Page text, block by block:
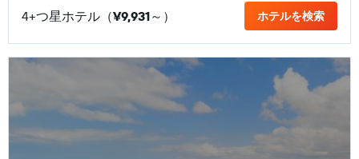
4+つ星ホテル（¥9,931​～） ホテルを検索